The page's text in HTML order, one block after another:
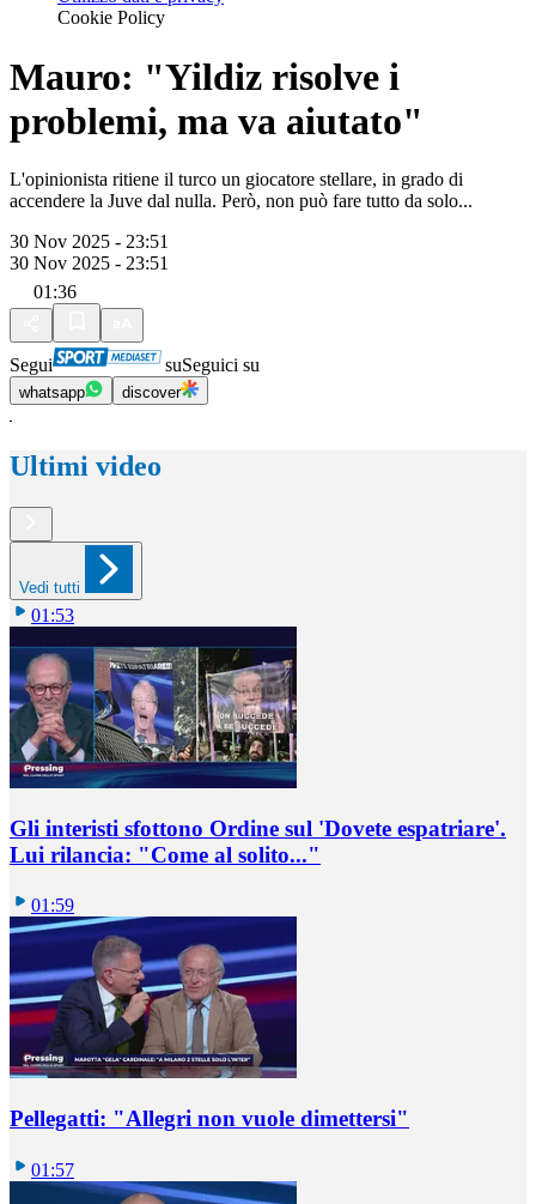
Cookie Policy
Mauro: "Yildiz risolve i
problemi, ma va aiutato"
L'opinionista ritiene il turco un giocatore stellare, in grado di
accendere la Juve dal nulla. Però, non può fare tutto da solo...
30 Nov 2025 - 23:51
30 Nov 2025 - 23:51
01:36
Segui suSeguici su
whatsapp discover
Ultimi video
Vedi tutti
01:53
Gli interisti sfottono Ordine sul 'Dovete espatriare'.
Lui rilancia: "Come al solito..."
01:59
Pellegatti: "Allegri non vuole dimettersi"
01:57